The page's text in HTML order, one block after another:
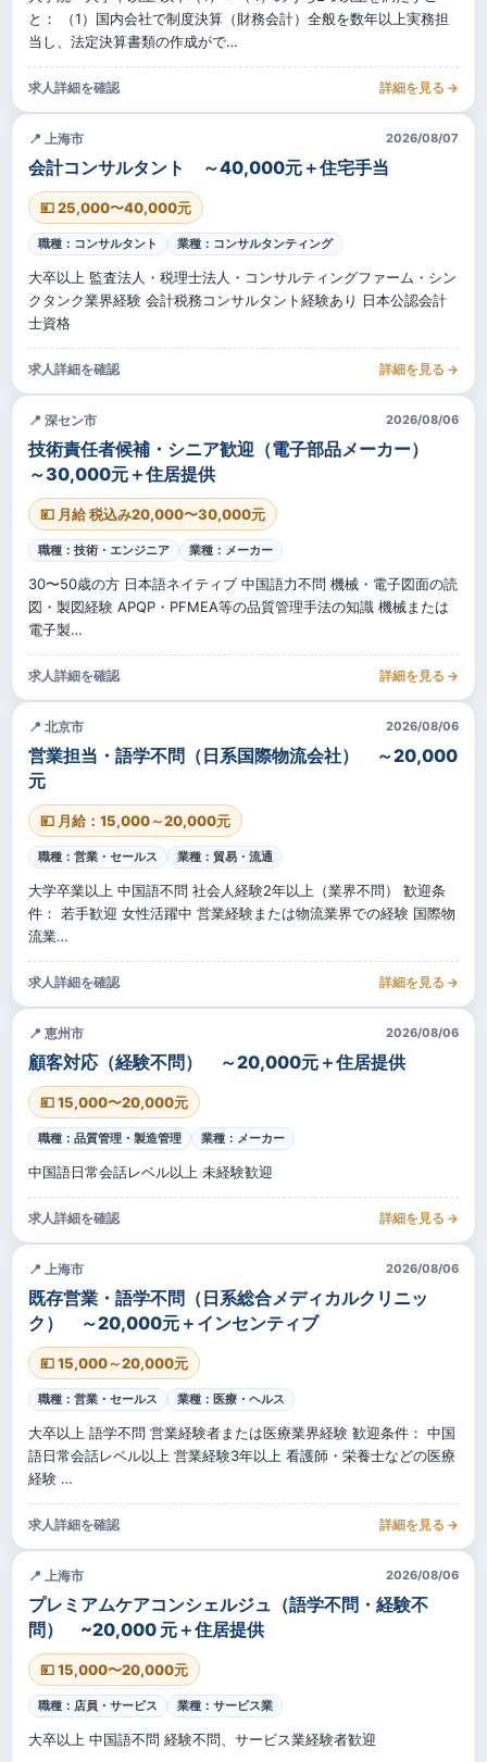
と： （1）国内会社で制度決算（財務会計）全般を数年以上実務担
当し、法定決算書類の作成がで…
求人詳細を確認 詳細を見る →
📍 上海市 2026/08/07
会計コンサルタント ～40,000元＋住宅手当
💴 25,000〜40,000元
職種：コンサルタント 業種：コンサルタンティング
大卒以上 監査法人・税理士法人・コンサルティングファーム・シン
クタンク業界経験 会計税務コンサルタント経験あり 日本公認会計
士資格
求人詳細を確認 詳細を見る →
📍 深セン市 2026/08/06
技術責任者候補・シニア歓迎（電子部品メーカー）
～30,000元＋住居提供
💴 月給 税込み20,000〜30,000元
職種：技術・エンジニア 業種：メーカー
30〜50歳の方 日本語ネイティブ 中国語力不問 機械・電子図面の読
図・製図経験 APQP・PFMEA等の品質管理手法の知識 機械または
電子製…
求人詳細を確認 詳細を見る →
📍 北京市 2026/08/06
営業担当・語学不問（日系国際物流会社） ～20,000
元
💴 月給：15,000～20,000元
職種：営業・セールス 業種：貿易・流通
大学卒業以上 中国語不問 社会人経験2年以上（業界不問） 歓迎条
件： 若手歓迎 女性活躍中 営業経験または物流業界での経験 国際物
流業…
求人詳細を確認 詳細を見る →
📍 恵州市 2026/08/06
顧客対応（経験不問） ～20,000元＋住居提供
💴 15,000〜20,000元
職種：品質管理・製造管理 業種：メーカー
中国語日常会話レベル以上 未経験歓迎
求人詳細を確認 詳細を見る →
📍 上海市 2026/08/06
既存営業・語学不問（日系総合メディカルクリニッ
ク） ～20,000元＋インセンティブ
💴 15,000～20,000元
職種：営業・セールス 業種：医療・ヘルス
大卒以上 語学不問 営業経験者または医療業界経験 歓迎条件： 中国
語日常会話レベル以上 営業経験3年以上 看護師・栄養士などの医療
経験 …
求人詳細を確認 詳細を見る →
📍 上海市 2026/08/06
プレミアムケアコンシェルジュ（語学不問・経験不
問） ~20,000 元＋住居提供
💴 15,000〜20,000元
職種：店員・サービス 業種：サービス業
大卒以上 中国語不問 経験不問、サービス業経験者歓迎